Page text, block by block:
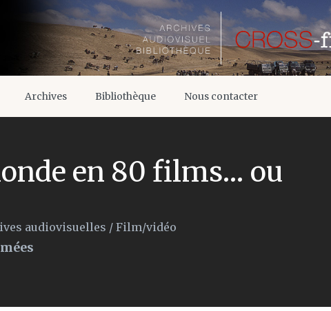
Archives Bibliothèque Nous contacter
en 80 films… ou
audiovisuelles / Film/vidéo